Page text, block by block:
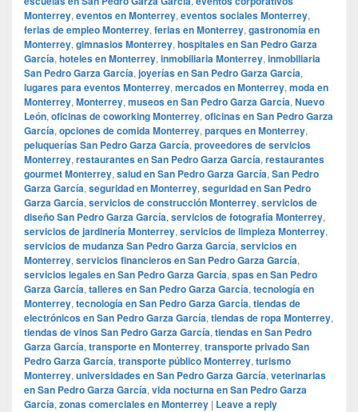
Monterrey, eventos en Monterrey, eventos sociales Monterrey,
ferias de empleo Monterrey, ferias en Monterrey, gastronomía en
Monterrey, gimnasios Monterrey, hospitales en San Pedro Garza
García, hoteles en Monterrey, inmobiliaria Monterrey, inmobiliaria
San Pedro Garza García, joyerías en San Pedro Garza García,
lugares para eventos Monterrey, mercados en Monterrey, moda en
Monterrey, Monterrey, museos en San Pedro Garza García, Nuevo
León, oficinas de coworking Monterrey, oficinas en San Pedro Garza
García, opciones de comida Monterrey, parques en Monterrey,
peluquerías San Pedro Garza García, proveedores de servicios
Monterrey, restaurantes en San Pedro Garza García, restaurantes
gourmet Monterrey, salud en San Pedro Garza García, San Pedro
Garza García, seguridad en Monterrey, seguridad en San Pedro
Garza García, servicios de construcción Monterrey, servicios de
diseño San Pedro Garza García, servicios de fotografía Monterrey,
servicios de jardinería Monterrey, servicios de limpieza Monterrey,
servicios de mudanza San Pedro Garza García, servicios en
Monterrey, servicios financieros en San Pedro Garza García,
servicios legales en San Pedro Garza García, spas en San Pedro
Garza García, talleres en San Pedro Garza García, tecnología en
Monterrey, tecnología en San Pedro Garza García, tiendas de
electrónicos en San Pedro Garza García, tiendas de ropa Monterrey,
tiendas de vinos San Pedro Garza García, tiendas en San Pedro
Garza García, transporte en Monterrey, transporte privado San
Pedro Garza García, transporte público Monterrey, turismo
Monterrey, universidades en San Pedro Garza García, veterinarias
en San Pedro Garza García, vida nocturna en San Pedro Garza
García, zonas comerciales en Monterrey | Leave a reply